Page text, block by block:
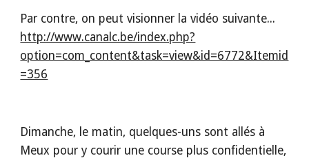
http://www.canalc.be/index.php?
option=com_content&task=view&id=6772&Itemid
=356
Dimanche, le matin, quelques-uns sont allés à
Meux pour y courir une course plus confidentielle,